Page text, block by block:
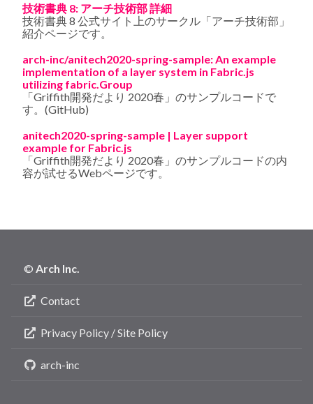
技術書典 8: アーチ技術部 詳細
技術書典 8 公式サイト上のサークル「アーチ技術部」
紹介ページです。
arch-inc/anitech2020-spring-sample: An example
implementation of a layer system in Fabric.js
utilizing fabric.Group
「Griffith開発だより 2020春」のサンプルコードで
す。(GitHub)
anitech2020-spring-sample | Layer support
example for Fabric.js
「Griffith開発だより 2020春」のサンプルコードの内
容が試せるWebページです。
© Arch Inc.
Contact
Privacy Policy / Site Policy
arch-inc